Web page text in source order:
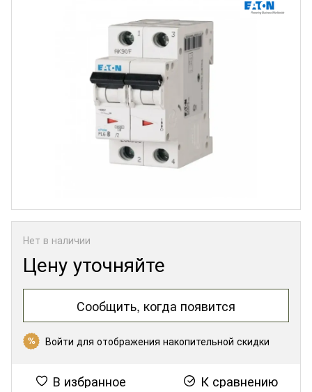
Нет в наличии
Цену уточняйте
Сообщить, когда появится
% Войти для отображения накопительной скидки
В избранное К сравнению